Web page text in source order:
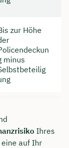
zur Höhe
minus
Ihres
auf Ihr